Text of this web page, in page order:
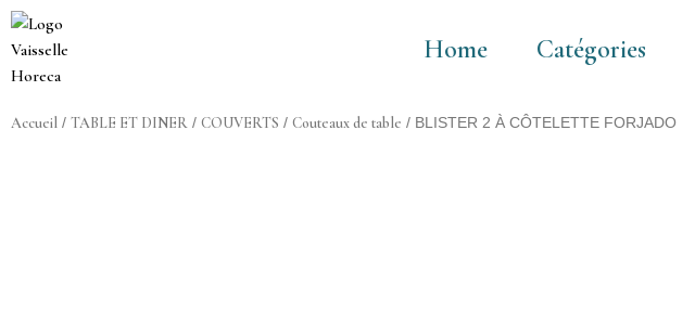
Aller
Home Catégories
Accueil / TABLE ET DINER / COUVERTS / Couteaux de table / BLISTER 2 À CÔTELETTE FORJADO